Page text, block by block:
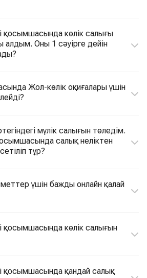
қосымшасында көлік салығы
алдым. Оны 1 сәуірге дейін
Жол-көлік оқиғалары үшін
мүлік салығын төледім.
салық неліктен
тұр?
үшін бажды онлайн қалай
қосымшасында көлік салығын
қосымшасында қандай салық